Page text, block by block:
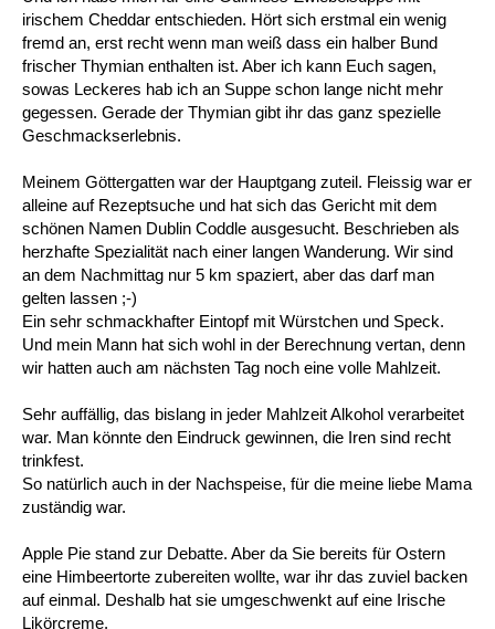
irischem Cheddar entschieden. Hört sich erstmal ein wenig
fremd an, erst recht wenn man weiß dass ein halber Bund
frischer Thymian enthalten ist. Aber ich kann Euch sagen,
sowas Leckeres hab ich an Suppe schon lange nicht mehr
gegessen. Gerade der Thymian gibt ihr das ganz spezielle
Geschmackserlebnis.
Meinem Göttergatten war der Hauptgang zuteil. Fleissig war er
alleine auf Rezeptsuche und hat sich das Gericht mit dem
schönen Namen Dublin Coddle ausgesucht. Beschrieben als
herzhafte Spezialität nach einer langen Wanderung. Wir sind
an dem Nachmittag nur 5 km spaziert, aber das darf man
gelten lassen ;-)
Ein sehr schmackhafter Eintopf mit Würstchen und Speck.
Und mein Mann hat sich wohl in der Berechnung vertan, denn
wir hatten auch am nächsten Tag noch eine volle Mahlzeit.
Sehr auffällig, das bislang in jeder Mahlzeit Alkohol verarbeitet
war. Man könnte den Eindruck gewinnen, die Iren sind recht
trinkfest.
So natürlich auch in der Nachspeise, für die meine liebe Mama
zuständig war.
Apple Pie stand zur Debatte. Aber da Sie bereits für Ostern
eine Himbeertorte zubereiten wollte, war ihr das zuviel backen
auf einmal. Deshalb hat sie umgeschwenkt auf eine Irische
Likörcreme.